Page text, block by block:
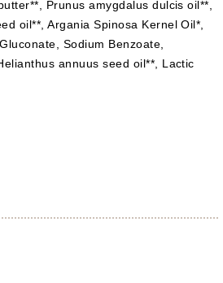
Prunus amygdalus dulcis oil**,
oil**, Argania Spinosa Kernel Oil*,
Sodium Benzoate,
annuus seed oil**, Lactic